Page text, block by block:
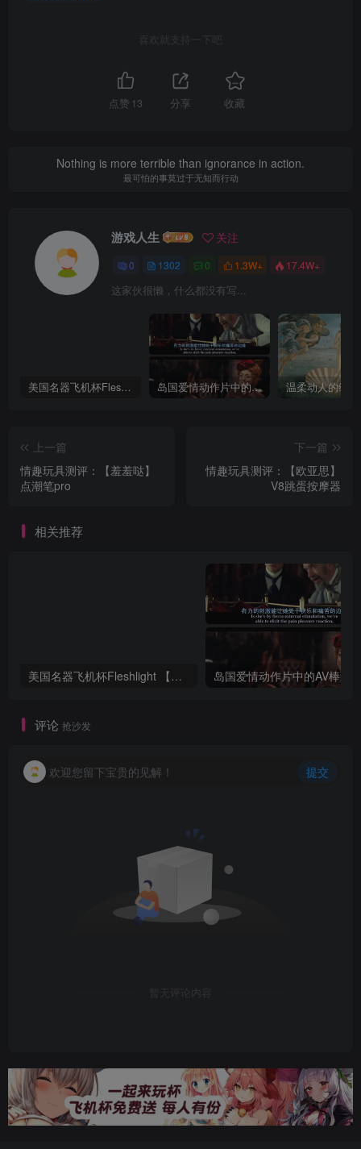
喜欢就支持一下吧
点赞 13 分享 收藏
I am the luckiest person in the world.
我是世界上最幸运的人
游戏人生 关注
0 1302 0 1.3W+ 17.4W+
这家伙很懒，什么都没有写...
美国名器飞机杯Fleshlight 【Quickshot-Vantage 双头飞机杯】完全评测 岛国爱情动作片中的AV棒到底有多猛？成人用品震动棒的发展史！
上一篇
情趣玩具测评：【羞羞哒】
点潮笔pro
下一篇
情趣玩具测评：【欧亚思】
V8跳蛋按摩器
相关推荐
美国名器飞机杯Fleshlight 【Quickshot-Vantage 双头飞机杯】完全评测
评论 抢沙发
欢迎您留下宝贵的见解！ 提交
暂无评论内容